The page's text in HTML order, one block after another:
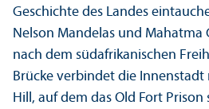
Geschichte des Landes
Nelson Mandelas und Mahatma
nach dem südafrikanischen
Brücke verbindet die
Hill, auf dem das Old Fort